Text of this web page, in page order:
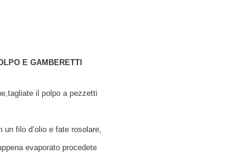
E GAMBERETTI
il polpo a pezzetti
filo d’olio e fate rosolare,
evaporato procedete